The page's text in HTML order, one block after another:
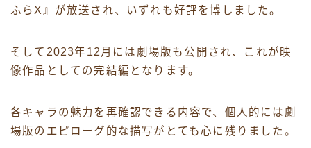
ふらX』が放送され、いずれも好評を博しました。
そして2023年12月には劇場版も公開され、これが映
像作品としての完結編となります。
各キャラの魅力を再確認できる内容で、個人的には劇
場版のエピローグ的な描写がとても心に残りました。